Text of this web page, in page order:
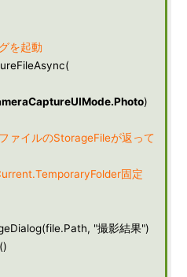
を起動
)
ァイルのStorageFileが返って
固定
"撮影結果")